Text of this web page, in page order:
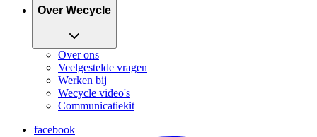
Over Wecycle
Over ons
Veelgestelde vragen
Werken bij
Wecycle video's
Communicatiekit
facebook